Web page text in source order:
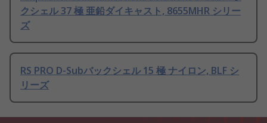
クシェル 37 極 亜鉛ダイキャスト, 8655MHR シリー
ズ
RS PRO D-Subバックシェル 15 極 ナイロン, BLF シ
リーズ